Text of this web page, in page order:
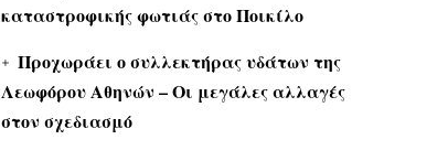
καταστροφικής φωτιάς στο Ποικίλο
Προχωράει ο συλλεκτήρας υδάτων της
Λεωφόρου Αθηνών – Οι μεγάλες αλλαγές
στον σχεδιασμό